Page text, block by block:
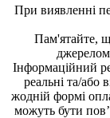
При виявленні
Пам'ятайте,
джерелом
Інформаційний
реальні та/або
жодній формі
можуть бути